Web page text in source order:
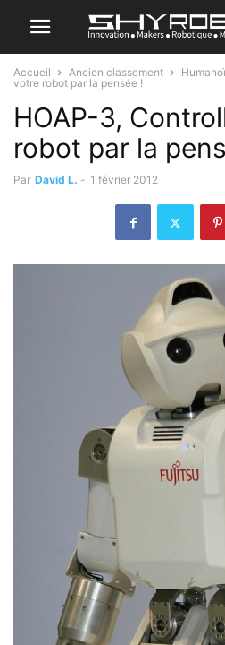
Accueil Ancien classement
votre robot par la pensée !
HOAP-3,
robot par la
Par David L. - 1 février 2012